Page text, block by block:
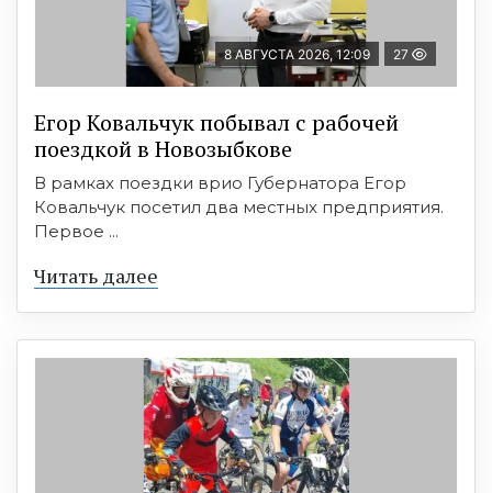
8 АВГУСТА 2026, 12:09 27
Егор Ковальчук побывал с рабочей
поездкой в Новозыбкове
В рамках поездки врио Губернатора Егор
Ковальчук посетил два местных предприятия.
Первое ...
Читать далее